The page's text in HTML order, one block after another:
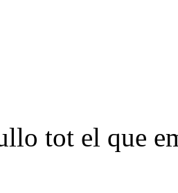
tot el que